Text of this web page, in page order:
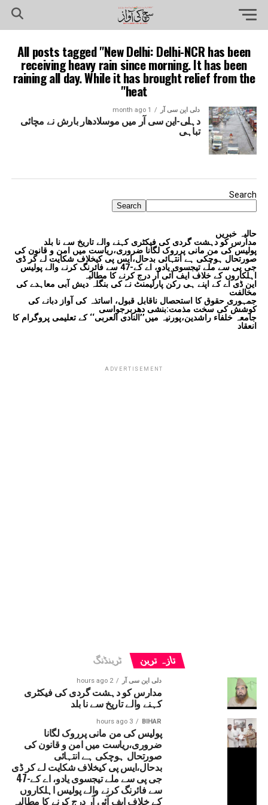
All posts tagged "New Delhi: Delhi-NCR has been
receiving heavy rain since morning. It has been
raining all day. While it has brought relief from the
heat"
دلی این سی آر 1 month ago
دہلی-این سی آر میں موسلادھار بارش نے مچائی
تباہی
Search
Search
حالیہ خبریں
مدارس کو دہشت گردی کی فیکٹری کہنے والے تاریخ سے نا بلد
پولیس کی من مانی پرروک لگانا ضروری،ریاست میں امن و قانون کی
صورتحال ہوچکی ہے انتہائی بدحال،ایس پی کیخلاف شکایت لے کر ڈی
جی پی سے ملے تیجسوی یادو، اے کے-47 سے فائرنگ کرنے والے پولیس
اہلکاروں کے خلاف ایف آئی آر درج کرنے کا مطالبہ
این ڈی اے کے اپنے ہی رکن پارلیمنٹ نے کی بنگلہ دیش آبی معاہدے کی
مخالفت
جمہوری حقوق کا استحصال ناقابل قبول، اساتذہ کی آواز دبانے کی
کوشش کی سخت مذمت:بنشی دھربرجواسی
جامعہ خلفاء راشدین،پورنیہ میں’’النادی العربی‘‘ کے تعلیمی پروگرام کا
انعقاد
ADVERTISEMENT
تازہ ترین ٹرینڈنگ
دلی این سی آر 2 hours ago
مدارس کو دہشت گردی کی فیکٹری
کہنے والے تاریخ سے نا بلد
BIHAR
3 hours ago
پولیس کی من مانی پرروک لگانا
ضروری،ریاست میں امن و قانون کی
صورتحال ہوچکی ہے انتہائی
بدحال،ایس پی کیخلاف شکایت لے کر ڈی
جی پی سے ملے تیجسوی یادو، اے کے-47
سے فائرنگ کرنے والے پولیس اہلکاروں
کے خلاف ایف آئی آر درج کرنے کا مطالبہ